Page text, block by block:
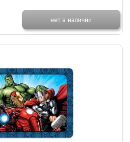
нет в наличии